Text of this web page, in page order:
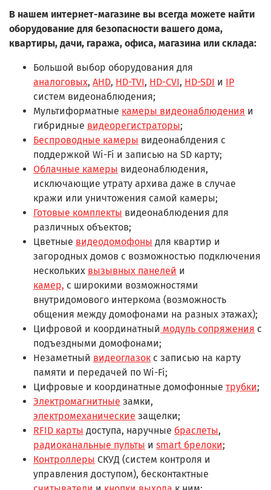
В нашем интернет-магазине вы всегда можете найти
оборудование для безопасности вашего дома,
квартиры, дачи, гаража, офиса, магазина или склада:
Большой выбор оборудования для
аналоговых, AHD, HD-TVI, HD-CVI, HD-SDI и IP
систем видеонаблюдения;
Мультиформатные камеры видеонаблюдения и
гибридные видеорегистраторы;
Беспроводные камеры видеонаблдения с
поддержкой Wi-Fi и записью на SD карту;
Облачные камеры видеонаблюдения,
исключающие утрату архива даже в случае
кражи или уничтожения самой камеры;
Готовые комплекты видеонаблюдения для
различных объектов;
Цветные видеодомофоны для квартир и
загородных домов с возможностью подключения
нескольких вызывных панелей и
камер, с широкими возможностями
внутридомового интеркома (возможность
общения между домофонами на разных этажах);
Цифровой и координатный модуль сопряжения с
подъездными домофонами;
Незаметный видеоглазок с записью на карту
памяти и передачей по Wi-Fi;
Цифровые и координатные домофонные трубки;
Электромагнитные замки,
электромеханические защелки;
RFID карты доступа, наручные браслеты,
радиоканальные пульты и smart брелоки;
Контроллеры СКУД (систем контроля и
управления доступом), бесконтактные